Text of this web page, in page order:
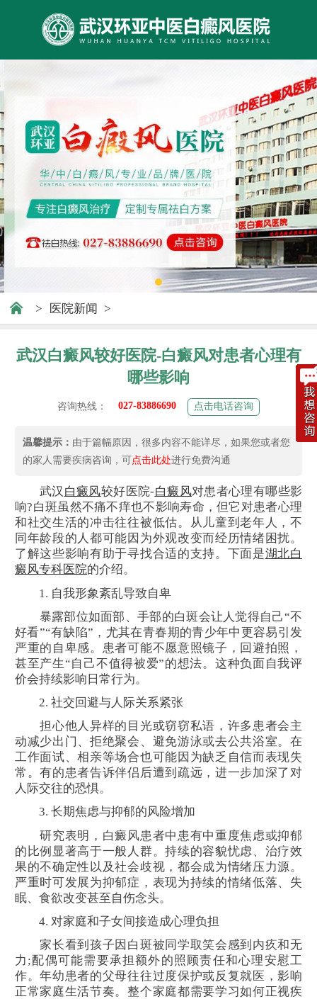
> 医院新闻 >
武汉白癜风较好医院-白癜风对患者心理有
哪些影响
咨询热线： 027-83886690 点击电话咨询
温馨提示： 由于篇幅原因，很多内容不能详尽，如果您或者您
的家人需要疾病咨询，可点击此处进行免费沟通
武汉 白癜风较好医院-白癜风对患者心理有哪些影
响?白斑虽然不痛不痒也不影响寿命，但它对患者心理
和社交生活的冲击往往被低估。从儿童到老年人，不
同年龄段的人都可能因为外观改变而经历情绪困扰。
了解这些影响有助于寻找合适的支持。下面是湖北白
癜风专科医院的介绍。
1. 自我形象紊乱导致自卑
暴露部位如面部、手部的白斑会让人觉得自己“不
好看”“有缺陷”，尤其在青春期的青少年中更容易引发
严重的自卑感。患者可能不愿意照镜子，回避拍照，
甚至产生“自己不值得被爱”的想法。这种负面自我评
价会持续影响日常行为。
2. 社交回避与人际关系紧张
担心他人异样的目光或窃窃私语，许多患者会主
动减少出门、拒绝聚会、避免游泳或去公共浴室。在
工作面试、相亲等场合也可能因为缺乏自信而表现失
常。有的患者告诉伴侣后遭到疏远，进一步加深了对
人际交往的恐惧。
3. 长期焦虑与抑郁的风险增加
研究表明，白癜风患者中患有中重度焦虑或抑郁
的比例显著高于一般人群。持续的容貌忧虑、治疗效
果的不确定性以及社会歧视，都会成为情绪压力源。
严重时可发展为抑郁症，表现为持续的情绪低落、失
眠、食欲改变甚至自伤念头。
4. 对家庭和子女间接造成心理负担
家长看到孩子因白斑被同学取笑会感到内疚和无
力;配偶可能需要承担额外的照顾责任和心理安慰工
作。年幼患者的父母往往过度保护或反复就医，影响
正常家庭生活节奏。整个家庭都需要学习如何正视疾